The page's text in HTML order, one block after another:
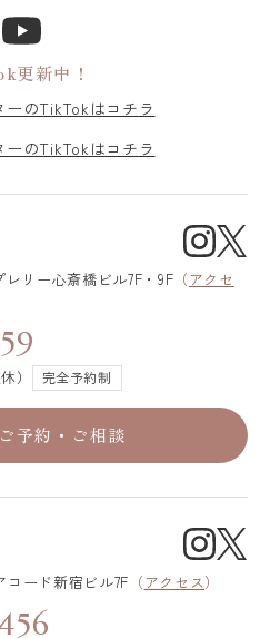
更新中！
ーのTikTokはコチラ
のTikTokはコチラ
レリー心斎橋ビル7F・9F （アクセ
） 完全予約制
予約・ご相談
コード新宿ビル7F （アクセス）